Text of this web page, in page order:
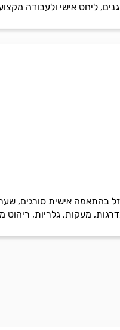
ליחס אישי ולעבודה
בהתאמה אישית סורגים,
מעקות, גלריות, ריהוט